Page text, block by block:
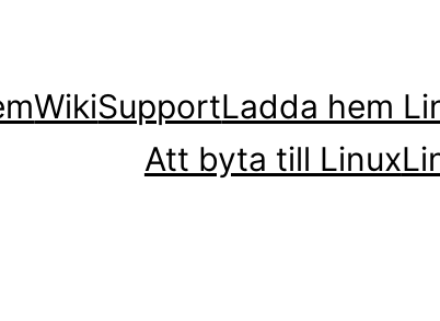
WikiSupportLadda hem
Att byta till Linux